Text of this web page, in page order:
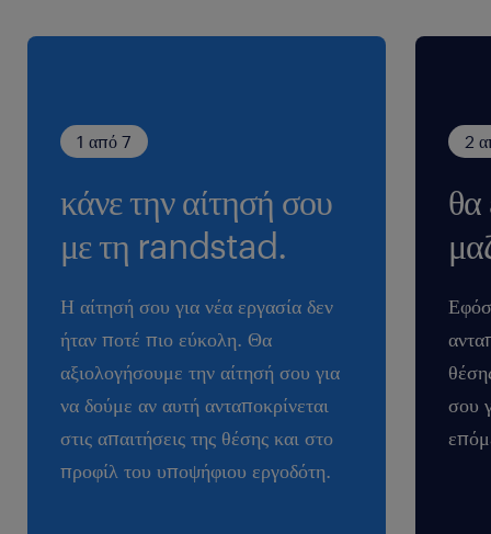
1 από 7
κάνε την αίτησή σου
με τη randstad.
Η αίτησή σου για νέα εργασία δεν
ήταν ποτέ πιο εύκολη. Θα
αξιολογήσουμε την αίτησή σου για
να δούμε αν αυτή ανταποκρίνεται
στις απαιτήσεις της θέσης και στο
προφίλ του υποψήφιου εργοδότη.
2
θα
σου